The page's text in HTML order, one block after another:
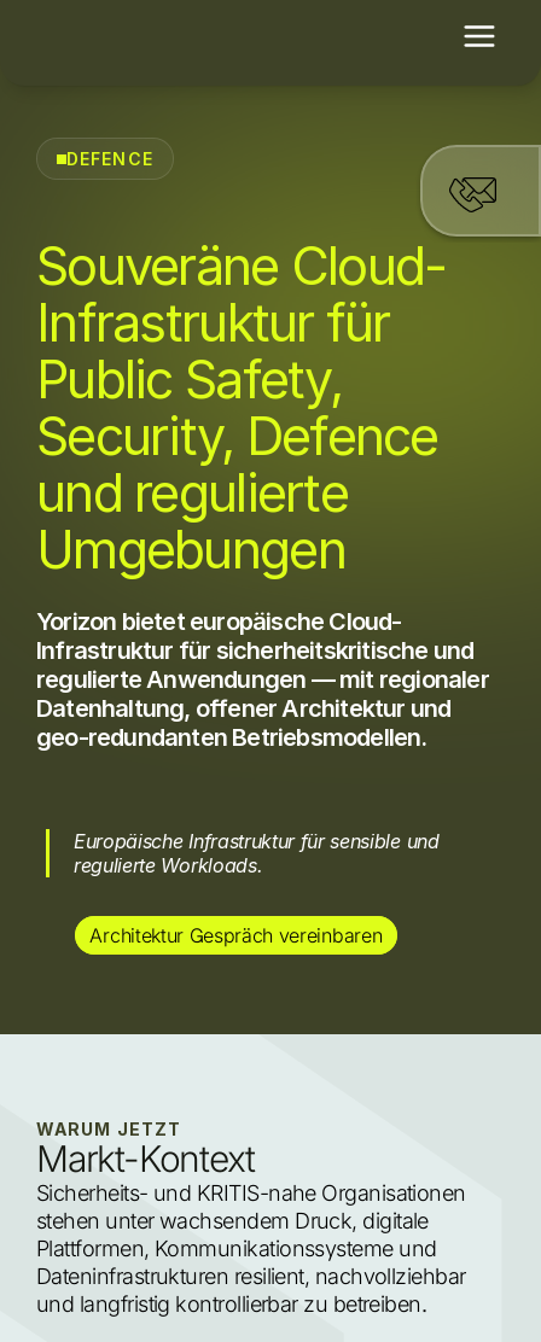
DEFENCE
Souveräne Cloud-
Infrastruktur für
Public Safety,
Security, Defence
und regulierte
Umgebungen
Yorizon bietet europäische Cloud-
Infrastruktur für sicherheitskritische und
regulierte Anwendungen — mit regionaler
Datenhaltung, offener Architektur und
geo-redundanten Betriebsmodellen.
Europäische Infrastruktur für sensible und
regulierte Workloads.
Architektur Gespräch vereinbaren
Geo-redundante Betriebsmodelle in Deutschland und Österreich
WARUM JETZT
Markt-Kontext
Sicherheits- und KRITIS-nahe Organisationen
stehen unter wachsendem Druck, digitale
Plattformen, Kommunikationssysteme und
Dateninfrastrukturen resilient, nachvollziehbar
und langfristig kontrollierbar zu betreiben.